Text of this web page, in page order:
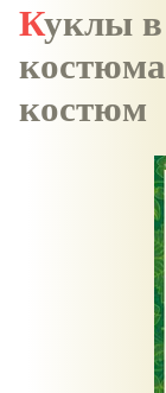
Куклы в народных
костюм